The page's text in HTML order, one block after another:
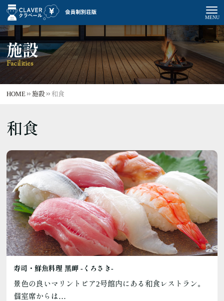
施設
Facilities
HOME 施設 和食
和食
寿司・鮮魚料理 黒岬 -くろさき-
景色の良いマリントピア2号館内にある和食レストラン。
個室席からは…